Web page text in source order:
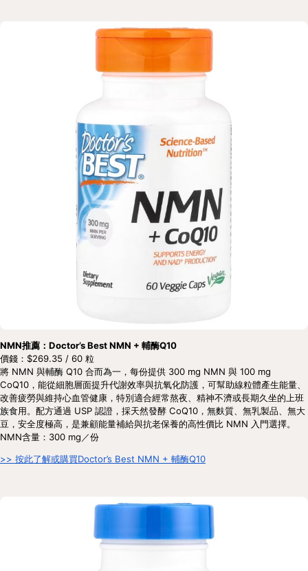
NMN推薦：Doctor’s Best NMN + 輔酶Q10
價錢：$269.35 / 60 粒
將 NMN 與輔酶 Q10 合而為一，每份提供 300 mg NMN 與 100 mg
CoQ10，能從細胞層面提升代謝效率與抗氧化防護，可幫助線粒體產生能量、
改善疲勞與維持心血管健康，特別適合經常熬夜、精神不濟或長期久坐的上班
族食用。配方通過 USP 認證，採天然發酵 CoQ10，無麩質、無乳製品、無大
豆，安全度極高，是兼顧能量補給與抗老保養的高性價比 NMN 入門選擇。
NMN含量：300 mg／份
>> 按此了解或購買Doctor’s Best NMN + 輔酶Q10